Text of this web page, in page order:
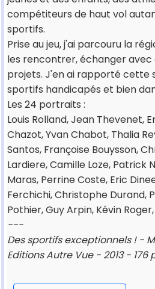
compétiteurs de haut vol
sportifs.
Prise au jeu, j'ai parcouru la
les rencontrer, échanger
projets. J'en ai rapporté cette
sportifs handicapés et bien
Les 24 portraits :
Louis Rolland, Jean Thevenet,
Chazot, Yvan Chabot, Thalia
Santos, Françoise Bouysson,
Lardiere, Camille Loze, Patrick
Maras, Perrine Coste, Eric
Ferchichi, Christophe Durand,
Pothier, Guy Arpin, Kévin
---
Des sportifs exceptionnels ! -
Editions Autre Vue - 2013 - 176